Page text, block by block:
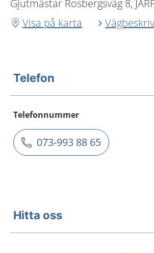
Gjutmästar Rosbergsväg 8,
Visa på karta
Telefon
Telefonnummer
073-993 88 65
Hitta oss